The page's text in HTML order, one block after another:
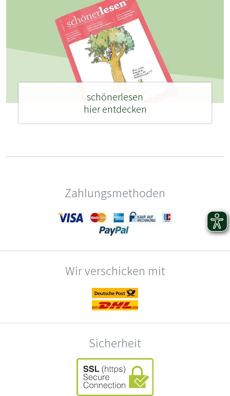
schönerlesen
hier entdecken
Zahlungsmethoden
Wir verschicken mit
Sicherheit